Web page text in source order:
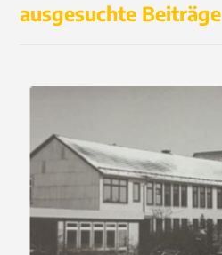
ausgesuchte Beiträge